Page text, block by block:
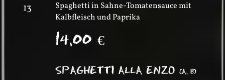
13
Spaghetti in Sahne-Tomatensauce mit
Kalbfleisch und Paprika
14,00€
SPAGHETTI ALLA ENZO(A, B)